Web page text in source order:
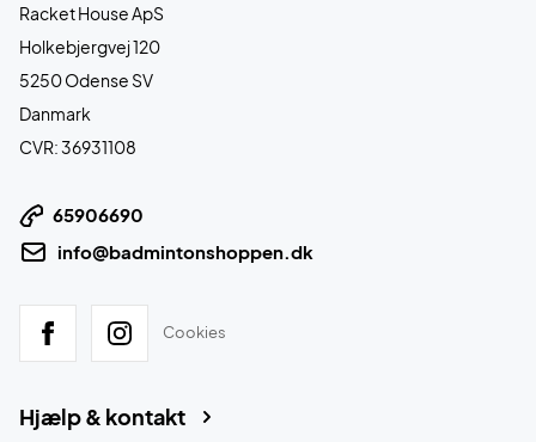
Racket House ApS
Holkebjergvej 120
5250 Odense SV
Danmark
CVR: 36931108
65906690
info@badmintonshoppen.dk
Cookies
Hjælp & kontakt